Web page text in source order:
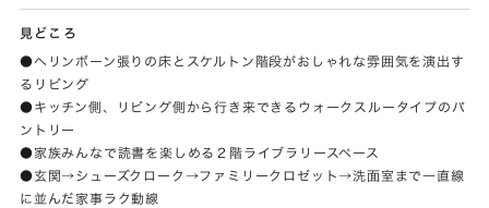
見どころ
●ヘリンボーン張りの床とスケルトン階段がおしゃれな雰囲気を演出す
るリビング
●キッチン側、リビング側から行き来できるウォークスルータイプのパ
ントリー
●家族みんなで読書を楽しめる２階ライブラリースペース
●玄関→シューズクローク→ファミリークロゼット→洗面室まで一直線
に並んだ家事ラク動線